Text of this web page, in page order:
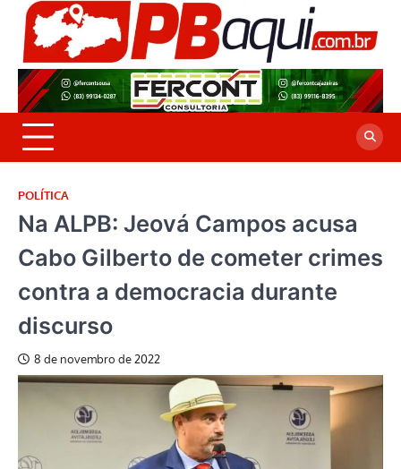
Skip
content
POLÍTICA
Na ALPB: Jeová Campos acusa
Cabo Gilberto de cometer crimes
contra a democracia durante
discurso
8 de novembro de 2022